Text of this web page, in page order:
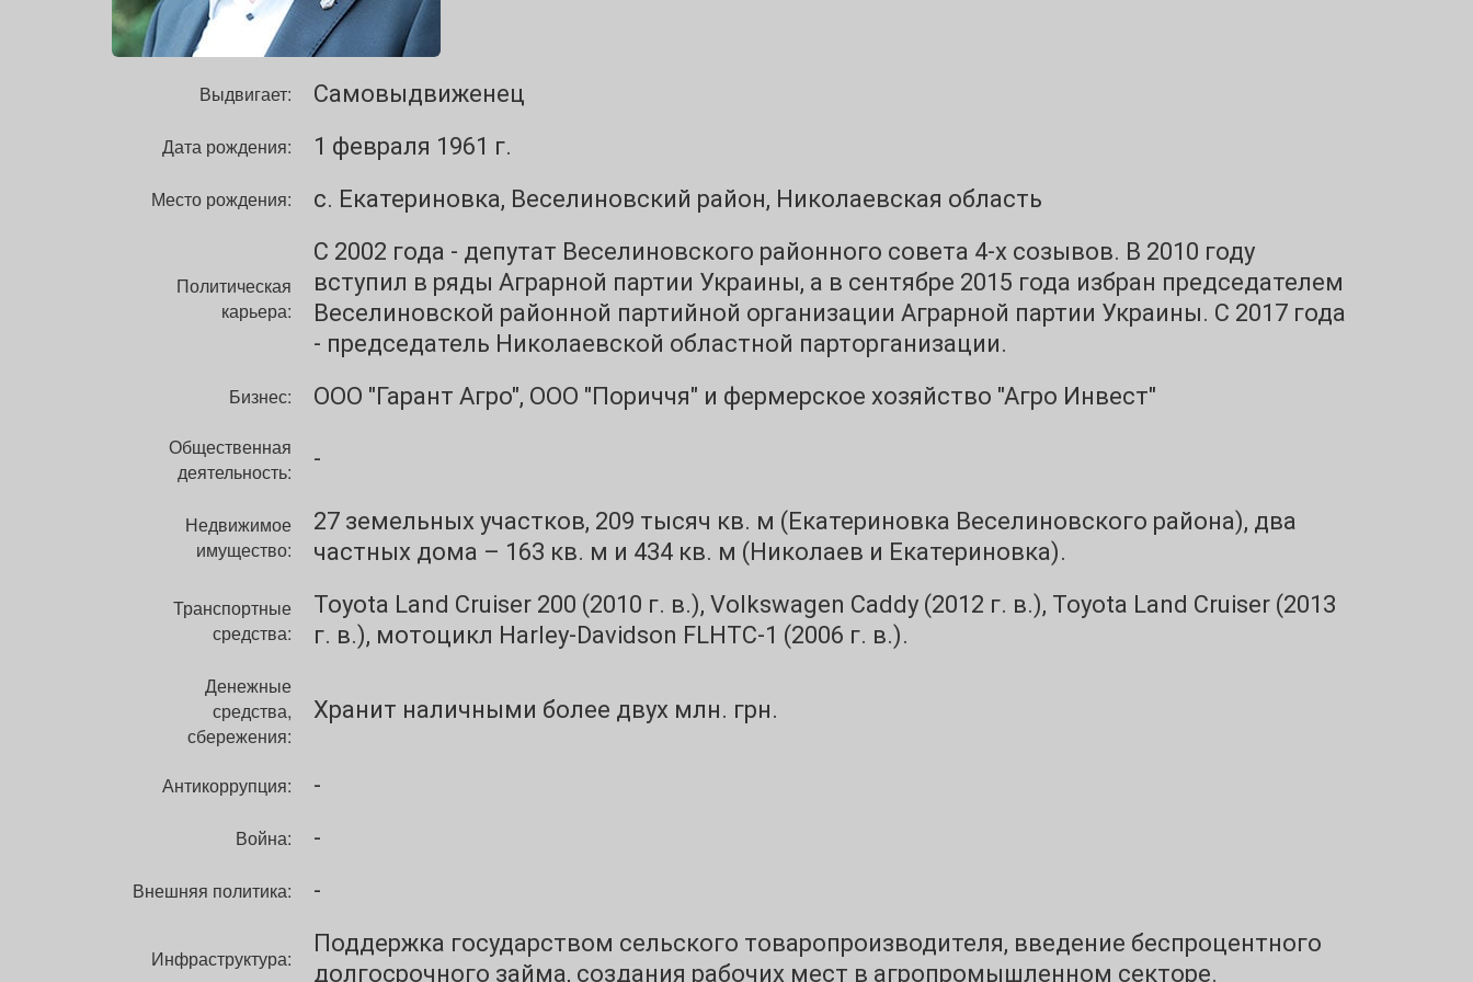
Выдвигает: Самовыдвиженец
Дата рождения: 1 февраля 1961 г.
Место рождения: с. Екатериновка, Веселиновский район, Николаевская область
Политическая
карьера:
С 2002 года - депутат Веселиновского районного совета 4-х созывов. В 2010 году
вступил в ряды Аграрной партии Украины, а в сентябре 2015 года избран председателем
Веселиновской районной партийной организации Аграрной партии Украины. С 2017 года
- председатель Николаевской областной парторганизации.
Бизнес: ООО "Гарант Агро", ООО "Пориччя" и фермерское хозяйство "Агро Инвест"
Общественная
деятельность:
-
Недвижимое
имущество:
27 земельных участков, 209 тысяч кв. м (Екатериновка Веселиновского района), два
частных дома – 163 кв. м и 434 кв. м (Николаев и Екатериновка).
Транспортные
средства:
Toyota Land Cruiser 200 (2010 г. в.), Volkswagen Caddy (2012 г. в.), Toyota Land Cruiser (2013
г. в.), мотоцикл Harley-Davidson FLHTC-1 (2006 г. в.).
Денежные
средства,
сбережения:
Хранит наличными более двух млн. грн.
Антикоррупция: -
Война: -
Внешняя политика: -
Инфраструктура:
Поддержка государством сельского товаропроизводителя, введение беспроцентного
долгосрочного займа, создания рабочих мест в агропромышленном секторе.